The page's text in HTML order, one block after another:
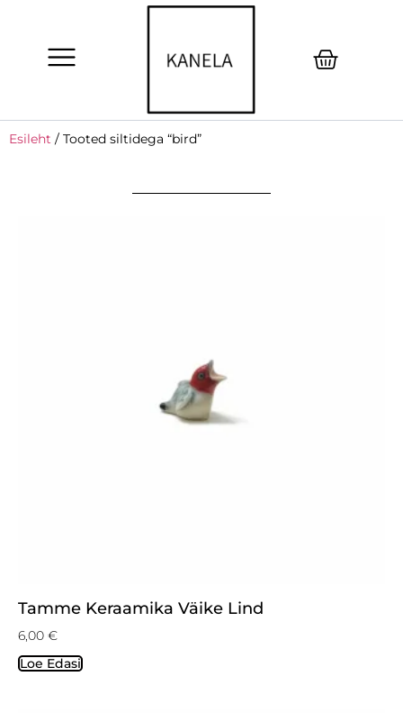
Esileht / Tooted siltidega “bird”
Tamme Keraamika Väike Lind
6,00 €
Loe Edasi